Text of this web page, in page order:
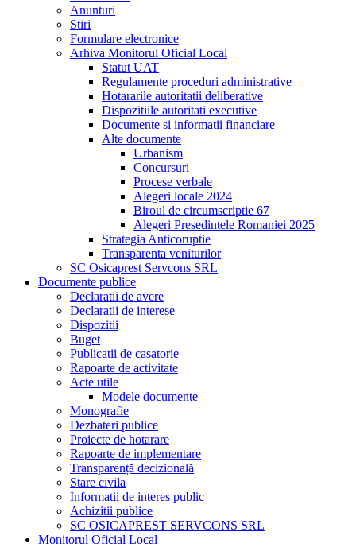
Anunturi
Stiri
Formulare electronice
Arhiva Monitorul Oficial Local
Statut UAT
Regulamente proceduri administrative
Hotararile autoritatii deliberative
Dispozitiile autoritati executive
Documente si informatii financiare
Alte documente
Urbanism
Concursuri
Procese verbale
Alegeri locale 2024
Biroul de circumscriptie 67
Alegeri Presedintele Romaniei 2025
Strategia Anticoruptie
Transparenta veniturilor
SC Osicaprest Servcons SRL
Documente publice
Declaratii de avere
Declaratii de interese
Dispozitii
Buget
Publicatii de casatorie
Rapoarte de activitate
Acte utile
Modele documente
Monografie
Dezbateri publice
Proiecte de hotarare
Rapoarte de implementare
Transparență decizională
Stare civila
Informatii de interes public
Achizitii publice
SC OSICAPREST SERVCONS SRL
Monitorul Oficial Local